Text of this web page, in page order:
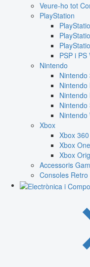
Veure-ho tot
PlayStation
PSP i PS
Nintendo
Nintendo
Nintendo
Nintendo
Nintendo
Nintendo
Xbox
Xbox 360
Xbox
Xbox
Accessoris
Consoles Retro